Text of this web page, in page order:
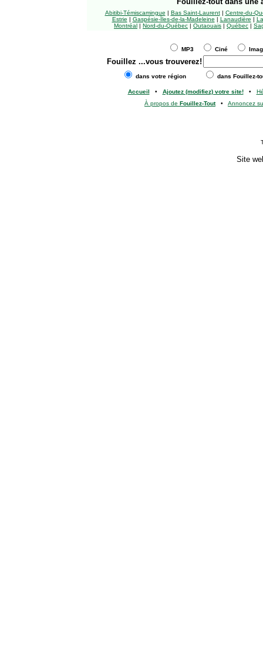
Abitibi-Témiscamingue | Bas Saint-Laurent| Centre-du-
Estrie | Gaspésie-Îles-de-la-Madeleine | Lanaudière |
Montréal | Nord-du-Québec | Outaouais | Québec |
MP3 Ciné
Fouillez ...vous trouverez!
dans votre région dans Fouillez-
Accueil • Ajoutez (modifiez) votre site!•
À propos de Fouillez-Tout• Annoncez
Site